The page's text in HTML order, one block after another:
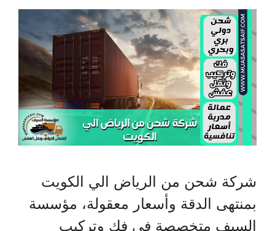
شركة شحن من الرياض الي الكويت
بمنتهى الدقة وأسعار معقولة، مؤسسة
السيف متخصصة في فك وتركيب